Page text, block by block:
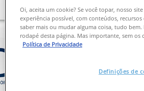
Oi, aceita um cookie? Se você topar, nosso
experiência possível, com conteúdos,
saber mais ou mudar alguma coisa, tudo
rodapé desta página. Mas importante, sem os
Política de Privacidade
Definições de